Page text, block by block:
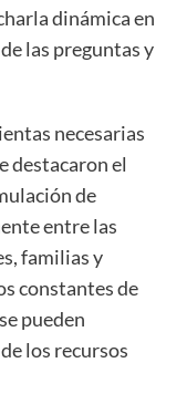
dinámica en
las preguntas y
necesarias
destacaron el
de
entre las
familias y
constantes de
pueden
los recursos